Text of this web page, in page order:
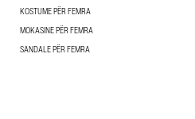
KOSTUME PËR FEMRA
MOKASINE PËR FEMRA
SANDALE PËR FEMRA